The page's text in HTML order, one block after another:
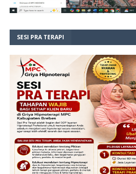
SESI PRA TERAPI